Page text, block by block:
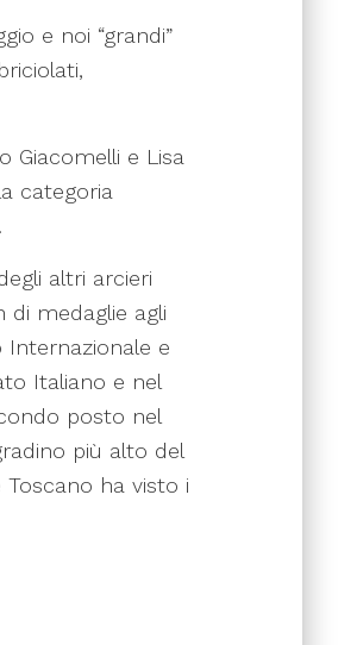
e noi “grandi”
Giacomelli e Lisa
categoria
altri arcieri
di medaglie agli
Internazionale e
Italiano e nel
posto nel
più alto del
ha visto i